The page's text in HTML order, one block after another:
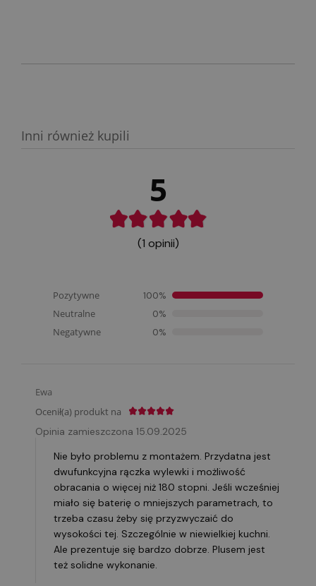
Inni również kupili
5
(1 opinii)
Pozytywne 100%
Neutralne 0%
Negatywne 0%
Ewa
Ocenił(a) produkt na
Opinia zamieszczona 15.09.2025
Nie było problemu z montażem. Przydatna jest
dwufunkcyjna rączka wylewki i możliwość
obracania o więcej niż 180 stopni. Jeśli wcześniej
miało się baterię o mniejszych parametrach, to
trzeba czasu żeby się przyzwyczaić do
wysokości tej. Szczególnie w niewielkiej kuchni.
Ale prezentuje się bardzo dobrze. Plusem jest
też solidne wykonanie.